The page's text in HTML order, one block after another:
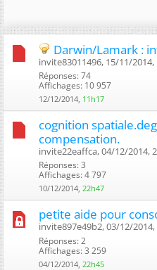
Darwin/Lamark :
invite83011496, 15/11/2014,
Réponses: 74
Affichages: 10 957
12/12/2014, 11h17
cognition
compensation.
invite22eaffca, 04/12/2014,
Réponses: 3
Affichages: 4 797
10/12/2014, 22h47
petite aide pour
invite897e49b2, 03/12/2014,
Réponses: 2
Affichages: 3 259
04/12/2014, 22h45